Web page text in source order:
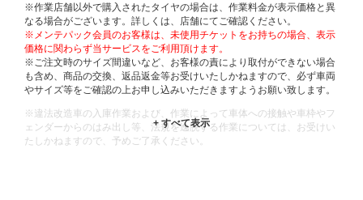
※作業店舗以外で購入されたタイヤの場合は、作業料金が表示価格と異
なる場合がございます。詳しくは、店舗にてご確認ください。
※メンテパック会員のお客様は、未使用チケットをお持ちの場合、表示
価格に関わらず当サービスをご利用頂けます。
※ご注文時のサイズ間違いなど、お客様の責により取付ができない場合
も含め、商品の交換、返品返金等お受けいたしかねますので、必ず車両
やサイズ等をご確認の上お申し込みいただきますようお願い致します。
※違法改造車の入庫作業および、作業によって車体への接触や車枠やフ
ェンダーからのはみ出し等、法規を逸脱する作業については、お受けい
たしかねますので、予めご了承ください。